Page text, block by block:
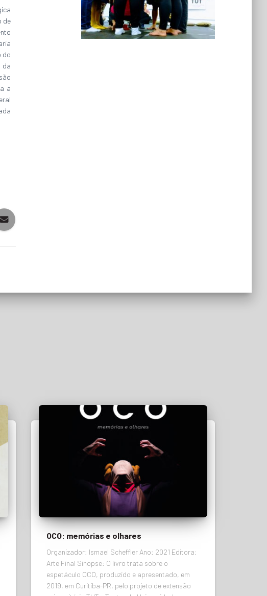
de
do
da
a
OCO: memórias e olhares
Organizador: Ismael Scheffler Ano: 2021 Editora:
Arte Final Sinopse: O livro trata sobre o
espetáculo OCO, produzido e apresentado, em
2019, em Curitiba-PR, pelo projeto de extensão